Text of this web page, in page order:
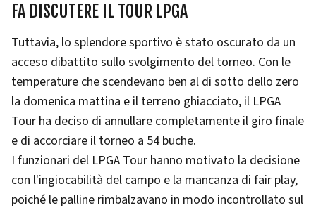
FA DISCUTERE IL TOUR LPGA
Tuttavia, lo splendore sportivo è stato oscurato da un
acceso dibattito sullo svolgimento del torneo. Con le
temperature che scendevano ben al di sotto dello zero
la domenica mattina e il terreno ghiacciato, il LPGA
Tour ha deciso di annullare completamente il giro finale
e di accorciare il torneo a 54 buche.
I funzionari del LPGA Tour hanno motivato la decisione
con l'ingiocabilità del campo e la mancanza di fair play,
poiché le palline rimbalzavano in modo incontrollato sul